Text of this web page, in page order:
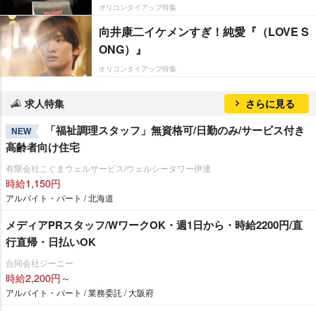
オリコンタイアップ特集
向井康二イケメンすぎ！純愛『（LOVE S
ONG）』
オリコンタイアップ特集
求人特集 さらに見る
NEW
「福祉調理スタッフ」無資格可/日勤のみ/サービス付き
高齢者向け住宅
有限会社こぐまウェルサービス/ウェルシータワー伊達
時給1,150円
アルバイト・パート / 北海道
メディアPRスタッフ/WワークOK・週1日から・時給2200円/直
行直帰・日払いOK
合同会社ジーニー
時給2,200円～
アルバイト・パート / 業務委託 / 大阪府